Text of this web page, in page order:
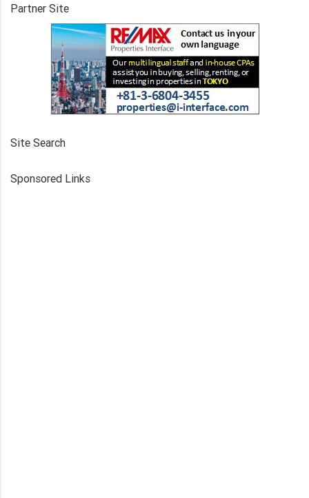
Partner Site
Site Search
Sponsored Links